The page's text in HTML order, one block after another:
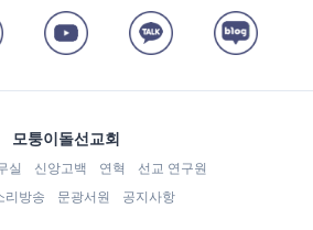
모퉁이돌선교회
실 신앙고백 연혁
선교 연구원
리방송
문광서원 공지사항